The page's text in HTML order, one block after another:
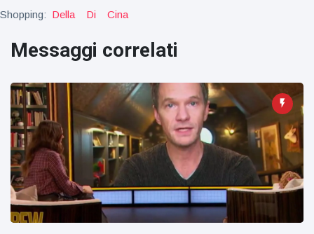
figlio dei
Shopping: Della Di Cina
Messaggi correlati